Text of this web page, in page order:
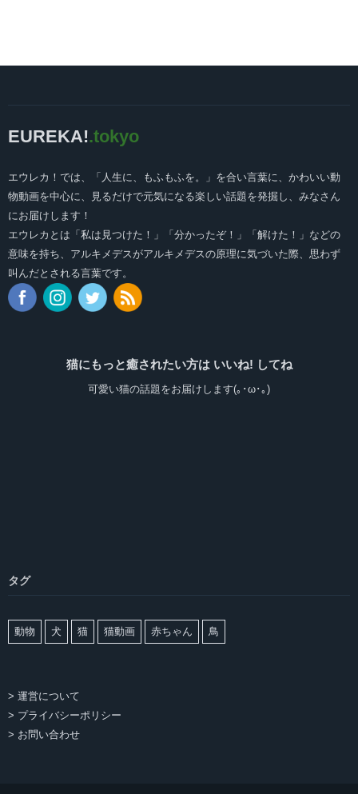
EUREKA!.tokyo
エウレカ！では、「人生に、もふもふを。」を合い言葉に、かわいい動
物動画を中心に、見るだけで元気になる楽しい話題を発掘し、みなさん
にお届けします！
エウレカとは「私は見つけた！」「分かったぞ！」「解けた！」などの
意味を持ち、アルキメデスがアルキメデスの原理に気づいた際、思わず
叫んだとされる言葉です。
猫にもっと癒されたい方は いいね! してね
可愛い猫の話題をお届けします(｡･ω･｡)
タグ
動物 犬 猫 猫動画 赤ちゃん 鳥
> 運営について
> プライバシーポリシー
> お問い合わせ